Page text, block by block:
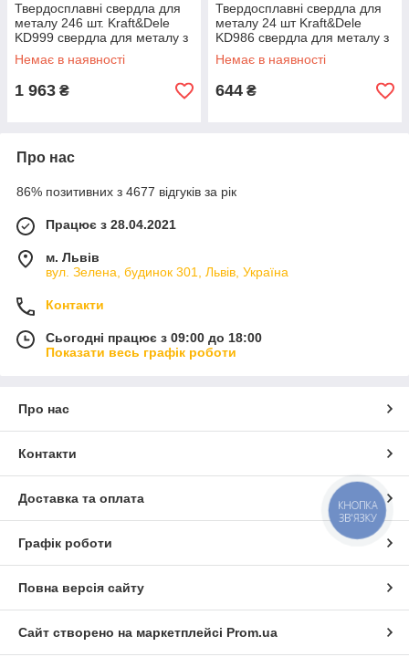
Твердосплавні свердла для
металу 246 шт. Kraft&Dele
KD999 свердла для металу з
титановим покриттям
Немає в наявності
1 963 ₴
Твердосплавні свердла для
металу 24 шт Kraft&Dele
KD986 свердла для металу з
титановим покриттям
Немає в наявності
644 ₴
Про нас
86% позитивних з 4677 відгуків за рік
Працює з 28.04.2021
м. Львів
вул. Зелена, будинок 301, Львів, Україна
Контакти
Сьогодні працює з 09:00 до 18:00
Показати весь графік роботи
Про нас
Контакти
Доставка та оплата
Графік роботи
Повна версія сайту
Сайт створено на маркетплейсі Prom.ua
КНОПКА
ЗВ'ЯЗКУ